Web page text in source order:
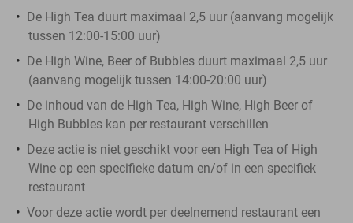
De High Tea duurt maximaal 2,5 uur (aanvang mogelijk
tussen 12:00-15:00 uur)
De High Wine, Beer of Bubbles duurt maximaal 2,5 uur
(aanvang mogelijk tussen 14:00-20:00 uur)
De inhoud van de High Tea, High Wine, High Beer of
High Bubbles kan per restaurant verschillen
Deze actie is niet geschikt voor een High Tea of High
Wine op een specifieke datum en/of in een specifiek
restaurant
Voor deze actie wordt per deelnemend restaurant een